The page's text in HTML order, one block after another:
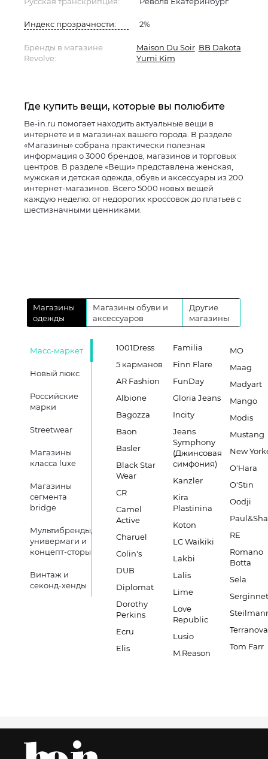
Индекс прозрачности: 2%
Бренды в магазине
Revolve:
Maison Du Soir BB Dakota
Yumi Kim
Где купить вещи, которые вы полюбите
Be-in.ru помогает находить актуальные вещи в
интернете и в магазинах вашего города. В разделе
«Магазины» собрана практически полезная
информация о 3000 брендов, магазинов и торговых
центров. В разделе «Вещи» представлена женская,
мужская и детская одежда, обувь и аксессуары из 200
интернет-магазинов. Всего 5000 новых вещей
каждую неделю: от недорогих кроссовок до платьев с
шестизначными ценниками.
Магазины
одежды
Магазины обуви и
аксессуаров
Другие
магазины
Масс-маркет
Новый люкс
Российские
марки
Streetwear
Магазины
класса luxe
Магазины
сегмента
bridge
Мультибренды,
универмаги и
концепт-сторы
Винтаж и
секонд-хенды
1001Dress
5 карманов
AR Fashion
Albione
Bagozza
Baon
Basler
Black Star
Wear
CR
Camel
Active
Charuel
Colin's
DUB
Diplomat
Dorothy
Perkins
Ecru
Elis
Familia
Finn Flare
FunDay
Gloria Jeans
Incity
Jeans
Symphony
(Джинсовая
симфония)
Kanzler
Kira
Plastinina
Koton
LC Waikiki
Lakbi
Lalis
Lime
Love
Republic
Lusio
M.Reason
MO
Maag
Madyart
Mango
Modis
Mustang
New
O'Hara
O'Stin
Oodji
RE
Romano
Botta
Sela
Terranova
Tom Farr